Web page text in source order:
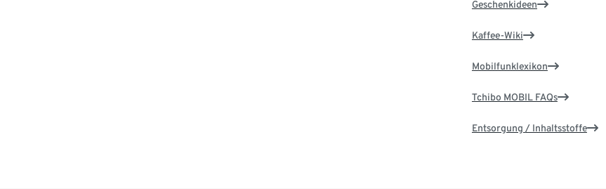
Geschenkideen
Kaffee-Wiki
Mobilfunklexikon
Tchibo MOBIL FAQs
Entsorgung / Inhaltsstoffe